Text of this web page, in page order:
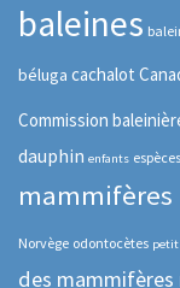
baleines
béluga cachalot
Commission
dauphin enfants
mammifères
Norvège odontocètes
des mammifères